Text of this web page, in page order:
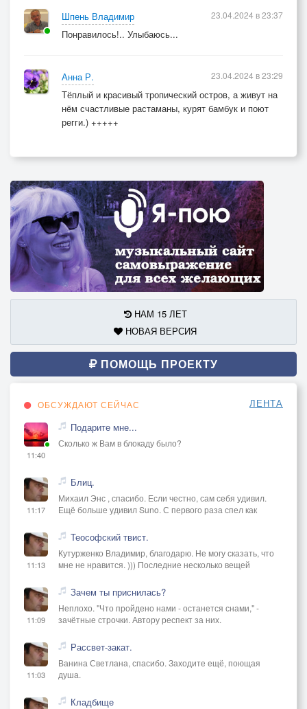
Шпень Владимир
Понравилось!.. Улыбаюсь...
23.04.2024 в 23:37
Анна Р.
Тёплый и красивый тропический остров, а живут на
нём счастливые растаманы, курят бамбук и поют
регги.) +++++
23.04.2024 в 23:29
НАМ 15 ЛЕТ
НОВАЯ ВЕРСИЯ
ПОМОЩЬ ПРОЕКТУ
ОБСУЖДАЮТ СЕЙЧАС ЛЕНТА
11:40
Подарите мне...
Сколько ж Вам в блокаду было?
11:17
Блиц.
Михаил Энс , спасибо. Если честно, сам себя удивил.
Ещё больше удивил Suno. С первого раза спел как
11:13
Теософский твист.
Кутурженко Владимир, благодарю. Не могу сказать, что
мне не нравится. ))) Последние несколько вещей
11:09
Зачем ты приснилась?
Неплохо. "Что пройдено нами - останется снами," -
зачётные строчки. Автору респект за них.
11:03
Рассвет-закат.
Ванина Светлана, спасибо. Заходите ещё, поющая
душа.
Кладбище